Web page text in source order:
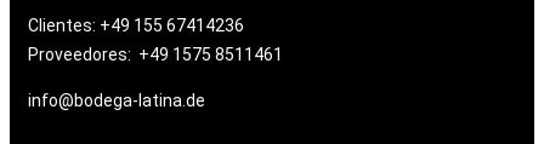
Clientes: +49 155 67414236
Proveedores: +49 1575 8511461
info@bodega-latina.de